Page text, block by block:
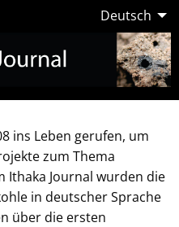
Deutsch
ins Leben gerufen, um
zum Thema
Ithaka Journal wurden die
in deutscher Sprache
über die ersten